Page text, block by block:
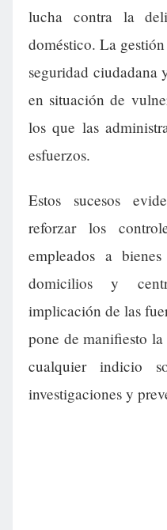
lucha contra la
doméstico. La
seguridad ciudadana
en situación de
los que las
esfuerzos.
Estos sucesos
reforzar los
empleados a
domicilios y
implicación de las
pone de manifiesto
cualquier indicio
investigaciones y